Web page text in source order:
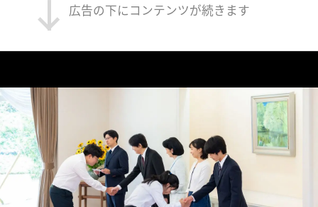
広告の下にコンテンツが続きます